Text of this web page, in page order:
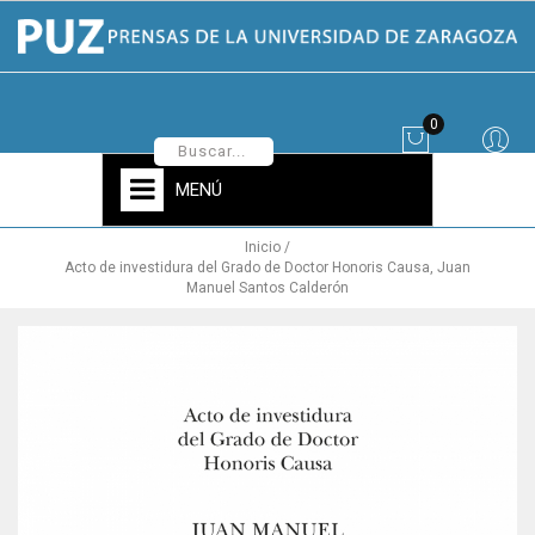
0
MENÚ
Inicio
Acto de investidura del Grado de Doctor Honoris Causa, Juan
Manuel Santos Calderón